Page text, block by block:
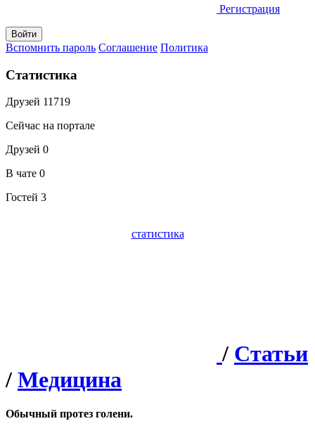
Регистрация
Вспомнить пароль Соглашение Политика
Статистика
Друзей 11719
Сейчас на портале
Друзей 0
В чате 0
Гостей 3
статистика
/ Статьи
/ Медицина
Обычный протез голени.